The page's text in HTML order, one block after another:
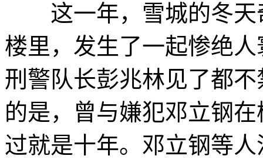
这一年，雪城的冬天
楼里，发生了一起惨绝
刑警队长彭兆林见了都
的是，曾与嫌犯邓立钢
过就是十年。邓立钢等